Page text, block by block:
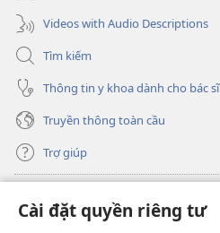
Cài đặt quyền riêng tư
Videos with Audio Descriptions
Tìm kiếm
Thông tin y khoa dành cho bác sĩ
Truyền thông toàn cầu
Trợ giúp
(mở
cửa